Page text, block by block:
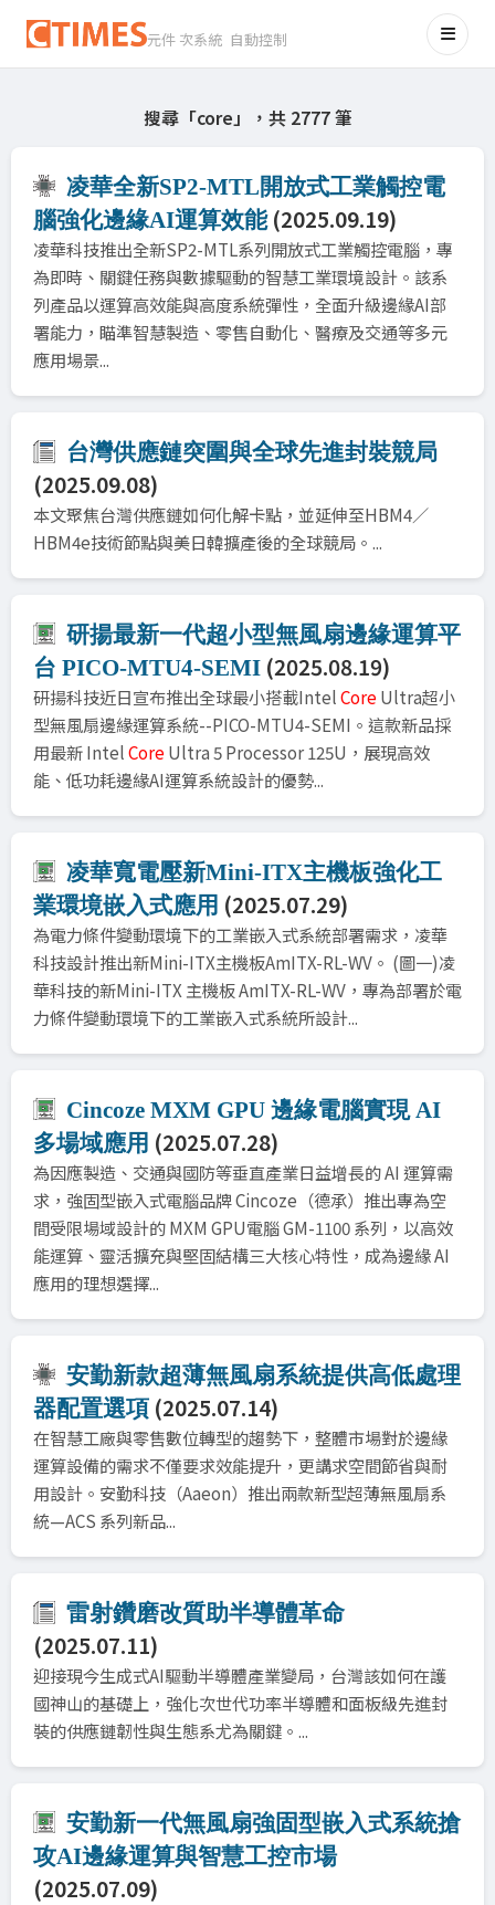
元件 次系統 自動控制
搜尋「core」，共 2777 筆
凌華全新SP2-MTL開放式工業觸控電
腦強化邊緣AI運算效能(2025.09.19)
凌華科技推出全新SP2-MTL系列開放式工業觸控電腦，專
為即時、關鍵任務與數據驅動的智慧工業環境設計。該系
列產品以運算高效能與高度系統彈性，全面升級邊緣AI部
署能力，瞄準智慧製造、零售自動化、醫療及交通等多元
應用場景...
台灣供應鏈突圍與全球先進封裝競局
(2025.09.08)
本文聚焦台灣供應鏈如何化解卡點，並延伸至HBM4／
HBM4e技術節點與美日韓擴產後的全球競局。...
研揚最新一代超小型無風扇邊緣運算平
台 PICO-MTU4-SEMI (2025.08.19)
研揚科技近日宣布推出全球最小搭載IntelCoreUltra超小
型無風扇邊緣運算系統--PICO-MTU4-SEMI。這款新品採
用最新 IntelCoreUltra 5 Processor 125U，展現高效
能、低功耗邊緣AI運算系統設計的優勢...
凌華寬電壓新Mini-ITX主機板強化工
業環境嵌入式應用 (2025.07.29)
為電力條件變動環境下的工業嵌入式系統部署需求，凌華
科技設計推出新Mini-ITX主機板AmITX-RL-WV。 (圖一)凌
華科技的新Mini-ITX 主機板 AmITX-RL-WV，專為部署於電
力條件變動環境下的工業嵌入式系統所設計...
Cincoze MXM GPU 邊緣電腦實現 AI
多場域應用 (2025.07.28)
為因應製造、交通與國防等垂直產業日益增長的 AI 運算需
求，強固型嵌入式電腦品牌 Cincoze（德承）推出專為空
間受限場域設計的 MXM GPU電腦 GM-1100 系列，以高效
能運算、靈活擴充與堅固結構三大核心特性，成為邊緣 AI
應用的理想選擇...
安勤新款超薄無風扇系統提供高低處理
器配置選項 (2025.07.14)
在智慧工廠與零售數位轉型的趨勢下，整體市場對於邊緣
運算設備的需求不僅要求效能提升，更講求空間節省與耐
用設計。安勤科技（Aaeon）推出兩款新型超薄無風扇系
統—ACS 系列新品...
雷射鑽磨改質助半導體革命
(2025.07.11)
迎接現今生成式AI驅動半導體產業變局，台灣該如何在護
國神山的基礎上，強化次世代功率半導體和面板級先進封
裝的供應鏈韌性與生態系尤為關鍵。...
安勤新一代無風扇強固型嵌入式系統搶
攻AI邊緣運算與智慧工控市場
(2025.07.09)